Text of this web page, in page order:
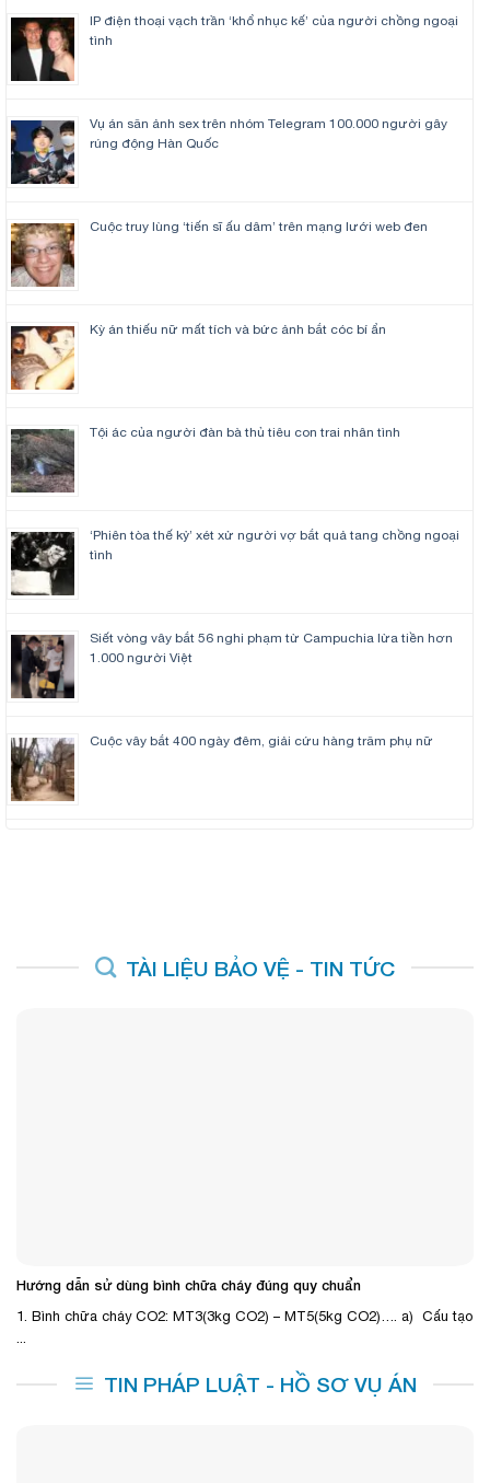
IP điện thoại vạch trần ‘khổ nhục kế’ của người chồng ngoại
tình
Vụ án săn ảnh sex trên nhóm Telegram 100.000 người gây
rúng động Hàn Quốc
Cuộc truy lùng ‘tiến sĩ ấu dâm’ trên mạng lưới web đen
Kỳ án thiếu nữ mất tích và bức ảnh bắt cóc bí ẩn
Tội ác của người đàn bà thủ tiêu con trai nhân tình
‘Phiên tòa thế kỷ’ xét xử người vợ bắt quả tang chồng ngoại
tình
Siết vòng vây bắt 56 nghi phạm từ Campuchia lừa tiền hơn
1.000 người Việt
Cuộc vây bắt 400 ngày đêm, giải cứu hàng trăm phụ nữ
TÀI LIỆU BẢO VỆ - TIN TỨC
Hướng dẫn sử dùng bình chữa cháy đúng quy chuẩn
1. Bình chữa cháy CO2: MT3(3kg CO2) – MT5(5kg CO2)…. a) Cấu tạo
TIN PHÁP LUẬT - HỒ SƠ VỤ ÁN